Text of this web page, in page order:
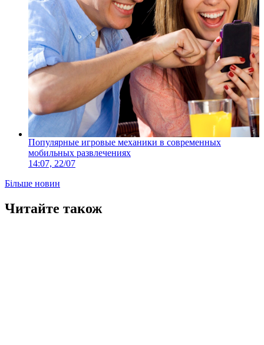
Популярные игровые механики в современных
мобильных развлечениях
14:07, 22/07
Більше новин
Читайте також